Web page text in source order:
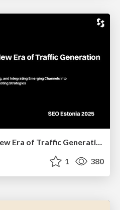
Redefining SEO in the New Era of Traffic Generation
1 380